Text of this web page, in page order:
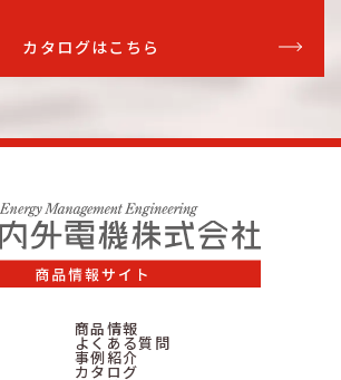
扉付
扉付 22 2
扉付 26
扉なし
扉なし 26
カタログはこちら
商品情報
よくある質問
事例紹介
カタログ